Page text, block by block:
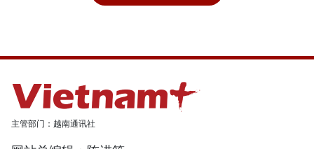
主管部门：越南通讯社